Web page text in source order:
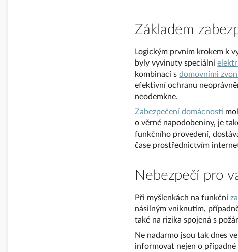
Základem
Logickým prvním krokem k
byly vyvinuty speciální
kombinaci sdomovními
efektivní ochranu
neodemkne.
Zabezpečení domácnosti
o věrné napodobeniny, je
funkčního provedení,
čase prostřednictvím
Nebezpečí pro
Při myšlenkách na funkční
násilným vniknutím,
také na rizika spojená s
Ne nadarmo jsou tak dnes
informovat nejen o